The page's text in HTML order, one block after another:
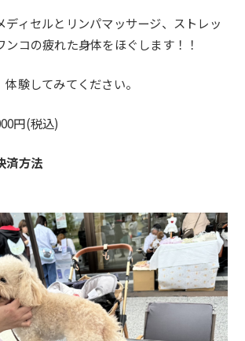
ィセルとリンパマッサージ、 ストレッ
ンコの疲れた身体をほぐします！！
験してみてください。
円(税込)
済方法